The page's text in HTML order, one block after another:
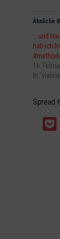
Ähnliche
… und
hab ich
16.
In
Spread